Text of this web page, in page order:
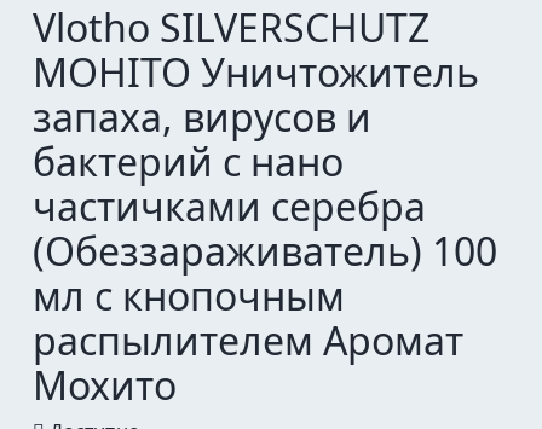
Vlotho SILVERSCHUTZ
MOHITO Уничтожитель
запаха, вирусов и
бактерий с нано
частичками серебра
(Обеззараживатель) 100
мл с кнопочным
распылителем Аромат
Мохито